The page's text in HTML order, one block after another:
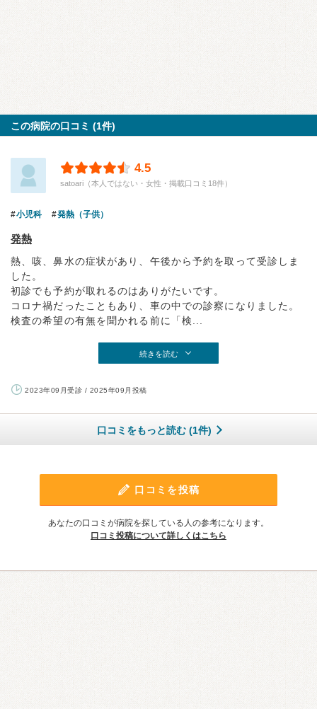
この病院の口コミ (1件)
4.5
satoari（本人ではない・女性・掲載口コミ18件）
小児科 発熱（子供）
発熱
熱、咳、鼻水の症状があり、午後から予約を取って受診しま
した。
初診でも予約が取れるのはありがたいです。
コロナ禍だったこともあり、車の中での診察になりました。
検査の希望の有無を聞かれる前に「検...
続きを読む
2023年09月受診 / 2025年09月投稿
口コミをもっと読む (1件)
口コミを投稿
あなたの口コミが病院を探している人の参考になります。
口コミ投稿について詳しくはこちら